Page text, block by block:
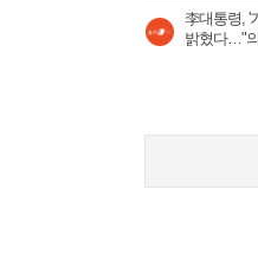
李대통령, '
밝혔다…"